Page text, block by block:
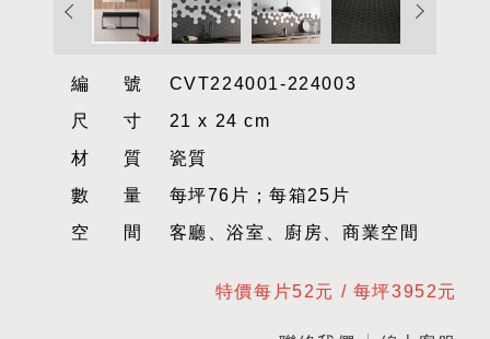
編號CVT224001-224003
尺寸21 x 24 cm
材質瓷質
數量每坪76片；每箱25片
空間客廳、浴室、廚房、商業空間
特價每片52元 / 每坪3952元